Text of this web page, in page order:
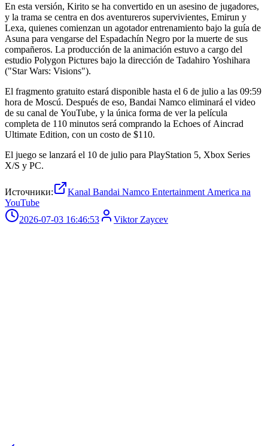
En esta versión, Kirito se ha convertido en un asesino de jugadores,
y la trama se centra en dos aventureros supervivientes, Emirun y
Lexa, quienes comienzan un agotador entrenamiento bajo la guía de
Asuna para vengarse del Espadachín Negro por la muerte de sus
compañeros. La producción de la animación estuvo a cargo del
estudio Polygon Pictures bajo la dirección de Tadahiro Yoshihara
("Star Wars: Visions").
El fragmento gratuito estará disponible hasta el 6 de julio a las 09:59
hora de Moscú. Después de eso, Bandai Namco eliminará el video
de su canal de YouTube, y la única forma de ver la película
completa de 110 minutos será comprando la Echoes of Aincrad
Ultimate Edition, con un costo de $110.
El juego se lanzará el 10 de julio para PlayStation 5, Xbox Series
X/S y PC.
Источники:
Kanal Bandai Namco Entertainment America na
YouTube
2026-07-03 16:46:53
Viktor Zaycev